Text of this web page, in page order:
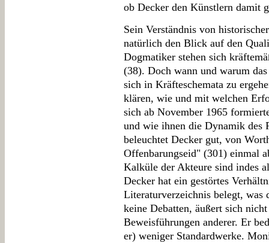
ob Decker den Künstlern damit
Sein Verständnis von
natürlich den Blick auf den
Dogmatiker stehen sich
(38). Doch wann und warum
sich in Kräfteschemata zu
klären, wie und mit welchen
sich ab November 1965
und wie ihnen die Dynamik des
beleuchtet Decker gut, von
Offenbarungseid" (301) einmal
Kalküle der Akteure sind indes
Decker hat ein gestörtes
Literaturverzeichnis belegt,
keine Debatten, äußert sich
Beweisführungen anderer. Er
er) weniger Standardwerke.